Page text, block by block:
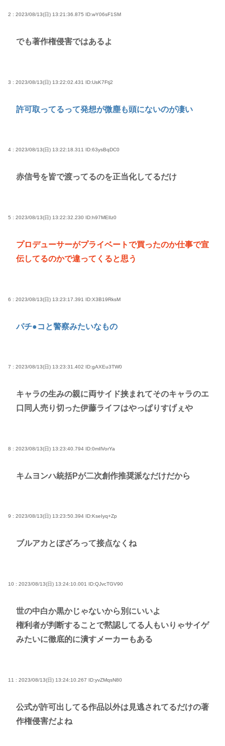
Powered by livedoor 相互RSS
2 : 2023/08/13(日) 13:21:36.875 ID:wY06sF1SM
でも著作権侵害ではあるよ
3 : 2023/08/13(日) 13:22:02.431 ID:UsK7Ftj2
許可取ってるって発想が微塵も頭にないのが凄い
4 : 2023/08/13(日) 13:22:18.311 ID:63ysBqDC0
赤信号を皆で渡ってるのを正当化してるだけ
5 : 2023/08/13(日) 13:22:32.230 ID:h97MElIz0
プロデューサーがプライベートで買ったのか仕事で宣
伝してるのかで違ってくると思う
6 : 2023/08/13(日) 13:23:17.391 ID:X3B19RksM
パチ●コと警察みたいなもの
7 : 2023/08/13(日) 13:23:31.402 ID:gAXEu3TW0
キャラの生みの親に両サイド挟まれてそのキャラのエ
口同人売り切った伊藤ライフはやっぱりすげぇや
8 : 2023/08/13(日) 13:23:40.794 ID:0mIlVorYa
キムヨンハ統括Pが二次創作推奨派なだけだから
9 : 2023/08/13(日) 13:23:50.394 ID:KseIyq+Zp
ブルアカとぼざろって接点なくね
10 : 2023/08/13(日) 13:24:10.001 ID:QJvcTGV90
世の中白か黒かじゃないから別にいいよ
権利者が判断することで黙認してる人もいりゃサイゲ
みたいに徹底的に潰すメーカーもある
11 : 2023/08/13(日) 13:24:10.267 ID:yvZMqsN80
公式が許可出してる作品以外は見逃されてるだけの著
作権侵害だよね